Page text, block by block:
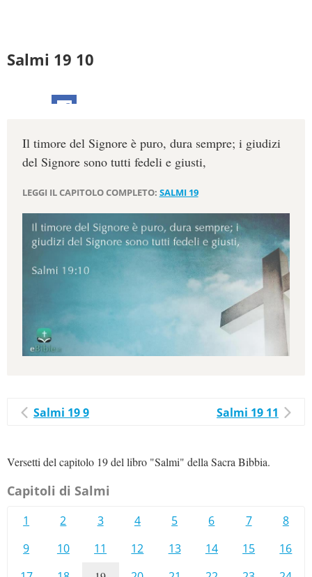
Salmi 19 10
Il timore del Signore è puro, dura sempre; i giudizi
del Signore sono tutti fedeli e giusti,
LEGGI IL CAPITOLO COMPLETO: SALMI 19
Salmi 19 9 Salmi 19 11
Versetti del capitolo 19 del libro "Salmi" della Sacra Bibbia.
Capitoli di Salmi
1 2 3 4 5 6 7
8
9
10 11 12 13 14 15
16